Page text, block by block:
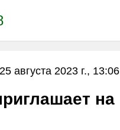
25 августа 2023 г., 13:06
на